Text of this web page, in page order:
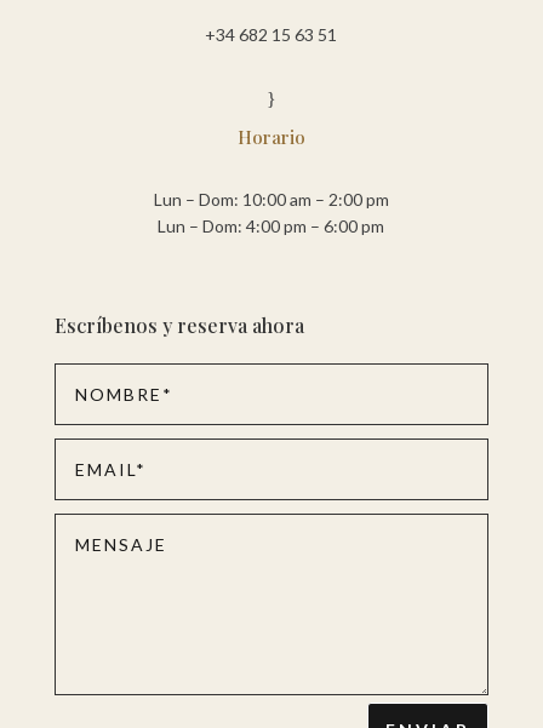
+34 682 15 63 51
}
Horario
Lun – Dom: 10:00 am – 2:00 pm
Lun – Dom: 4:00 pm – 6:00 pm
Escríbenos y reserva ahora